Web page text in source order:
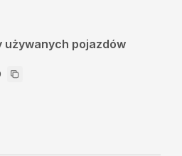
używanych pojazdów